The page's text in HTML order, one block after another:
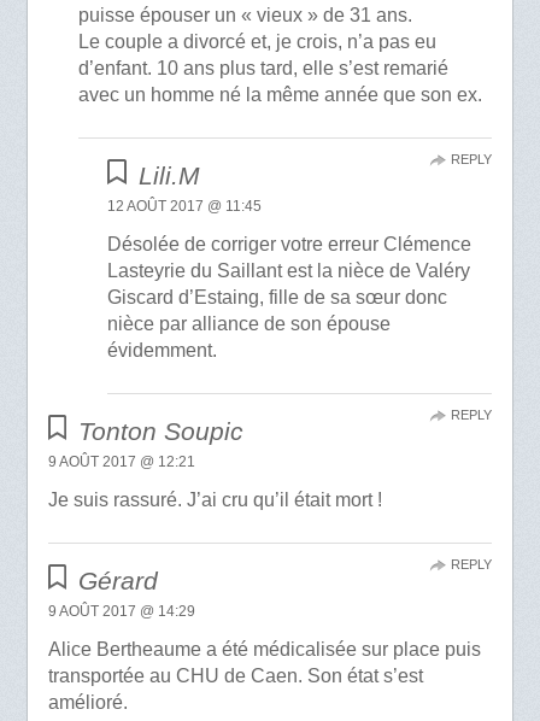
puisse épouser un « vieux » de 31 ans.
Le couple a divorcé et, je crois, n’a pas eu
d’enfant. 10 ans plus tard, elle s’est remarié
avec un homme né la même année que son ex.
Lili.M
12 AOÛT 2017 @ 11:45
Désolée de corriger votre erreur Clémence
Lasteyrie du Saillant est la nièce de Valéry
Giscard d’Estaing, fille de sa sœur donc
nièce par alliance de son épouse
évidemment.
REPLY
Tonton Soupic
9 AOÛT 2017 @ 12:21
Je suis rassuré. J’ai cru qu’il était mort !
REPLY
Gérard
9 AOÛT 2017 @ 14:29
Alice Bertheaume a été médicalisée sur place puis
transportée au CHU de Caen. Son état s’est
amélioré.
REPLY